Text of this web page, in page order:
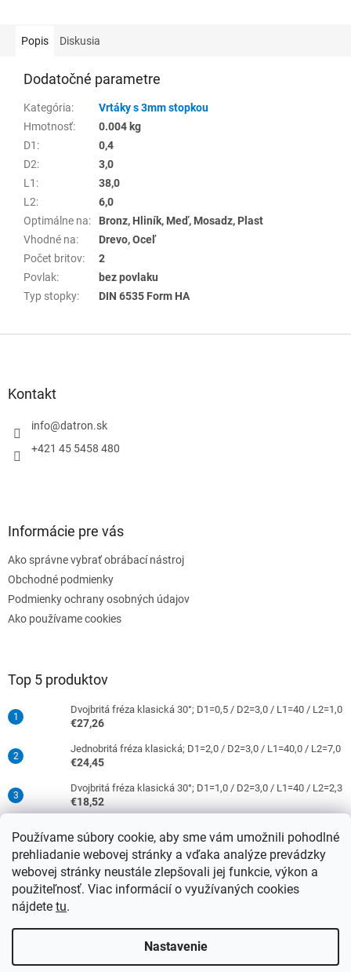
Používame súbory cookie, aby sme vám umožnili pohodlné
prehliadanie webovej stránky a vďaka analýze prevádzky
webovej stránky neustále zlepšovali jej funkcie, výkon a
použiteľnosť. Viac informácií o využívaných cookies
nájdete tu.
Nastavenie
Popis Diskusia
Dodatočné parametre
Kategória:
Vrtáky s 3mm stopkou
Hmotnosť:
0.004 kg
D1 :
0,4
D2:
3,0
L1 :
38,0
L2:
6,0
Optimálne na:
Bronz, Hliník, Meď, Mosadz, Plast
Vhodné na:
Drevo, Oceľ
Počet britov:
2
Povlak:
bez povlaku
Typ stopky: DIN 6535 Form HA
Kontakt
info@datron.sk
+421 45 5458 480
Informácie pre vás
Ako správne vybrať obrábací nástroj
Obchodné podmienky
Podmienky ochrany osobných údajov
Ako používame cookies
Top 5 produktov
Dvojbritá fréza klasická 30°; D1=0,5 / D2=3,0 / L1=40 / L2=1,0
€27,26
Jednobritá fréza klasická; D1=2,0 / D2=3,0 / L1=40,0 / L2=7,0
€24,45
Dvojbritá fréza klasická 30°; D1=1,0 / D2=3,0 / L1=40 / L2=2,3
€18,52
€16,52
Dvojbritá fréza klasická 30°; D1=2,0 / D2=3,0 / L1=40 / L2=9,0
€18,52